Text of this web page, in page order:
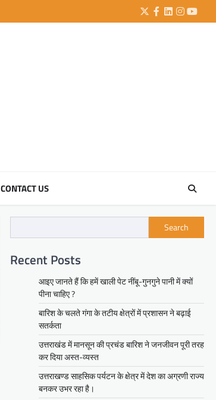
Twitter
Facebook
LinkedIn
CONTACT US
Search
Recent Posts
आइए जानते हैं कि हमें खाली पेट नींबू-गुनगुने पानी में क्यों
पीना चाहिए ?
बारिश के चलते गंगा के तटीय क्षेत्रों में प्रशासन ने बढ़ाई
सतर्कता
उत्तराखंड में मानसून की प्रचंड बारिश ने जनजीवन पूरी तरह
कर दिया अस्त-व्यस्त
उत्तराखण्ड साहसिक पर्यटन के क्षेत्र में देश का अग्रणी राज्य
बनकर उभर रहा है।